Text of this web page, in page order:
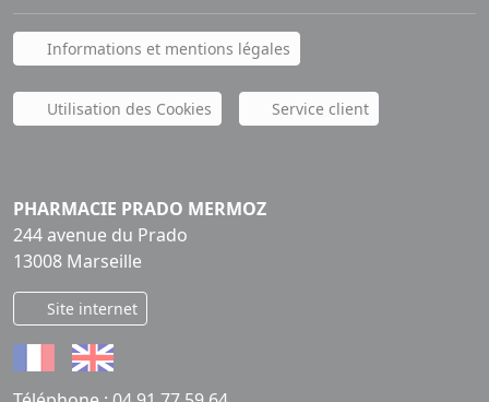
Informations et mentions légales
Utilisation des Cookies Service client
PHARMACIE PRADO MERMOZ
244 avenue du Prado
13008 Marseille
Site internet